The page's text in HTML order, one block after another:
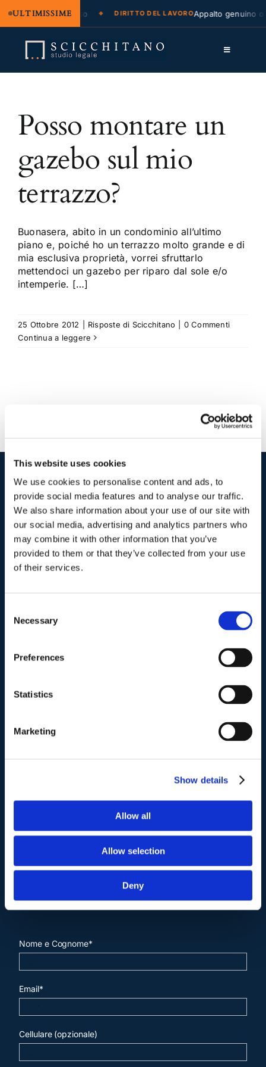
This website uses cookies
We use cookies to personalise content and ads, to
provide social media features and to analyse our traffic.
We also share information about your use of our site with
our social media, advertising and analytics partners who
may combine it with other information that you’ve
provided to them or that they’ve collected from your use
of their services.
Selection
Necessary
Preferences
Statistics
Marketing
Show details
Allow all
Allow selection
Deny
ULTIMISSIME
legale e regresso DIRITTO DEL LAVOROAppalto genuino o
contenuto
Toggle
Cassazione
Approfondimenti
Contatti
FB
Posso montare un
gazebo sul mio
terrazzo?
Buonasera, abito in un condominio all’ultimo
piano e, poiché ho un terrazzo molto grande e di
mia esclusiva proprietà, vorrei sfruttarlo
mettendoci un gazebo per riparo dal sole e/o
intemperie. […]
25 Ottobre 2012 Risposte di Scicchitano
0 Commenti
Continua a leggere
I nostri contatti.
Indirizzo postale unificato.
Studio Legale Scicchitano
Via Emilio Faà di Bruno, 4
Telefono
info@studiolegalescicchitano.it
Contattaci.
Nome e Cognome*
Email*
Cellulare (opzionale)